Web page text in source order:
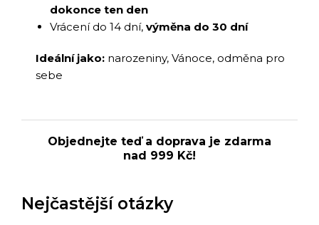
dokonce ten den
Vrácení do 14 dní, výměna do 30 dní
Ideální jako: narozeniny, Vánoce, odměna pro
sebe
Objednejte teď a doprava je zdarma
nad 999 Kč!
Nejčastější otázky